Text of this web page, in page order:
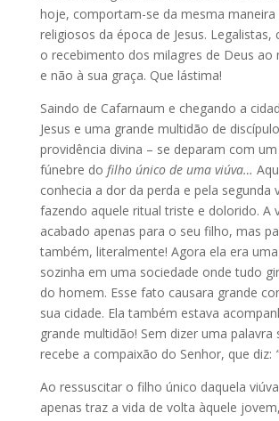
hoje, comportam-se da mesma maneira
religiosos da época de Jesus. Legalistas,
o recebimento dos milagres de Deus ao
e não à sua graça. Que lástima!
Saindo de Cafarnaum e chegando a
Jesus e uma grande multidão de
providência divina – se deparam com
fúnebre do filho único de uma viúva…
conhecia a dor da perda e pela segunda
fazendo aquele ritual triste e dolorido. A
acabado apenas para o seu filho, mas
também, literalmente! Agora ela era
sozinha em uma sociedade onde tudo
do homem. Esse fato causara grande
sua cidade. Ela também estava
grande multidão! Sem dizer uma palavra
recebe a compaixão do Senhor, que diz:
Ao ressuscitar o filho único daquela
apenas traz a vida de volta àquele